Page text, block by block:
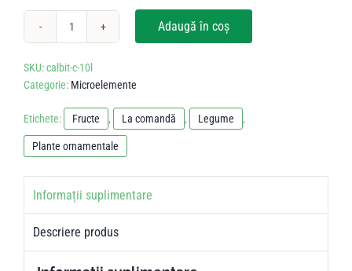
Adaugă în coș
SKU:calbit-c-10l
Categorie: Microelemente
Etichete: Fructe , La comandă , Legume ,
Plante ornamentale
Informații suplimentare
Descriere produs